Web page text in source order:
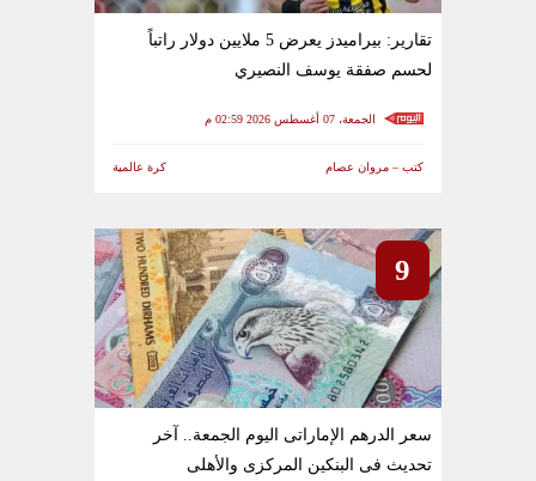
تقارير: بيراميدز يعرض 5 ملايين دولار راتباً
لحسم صفقة يوسف النصيري
الجمعة، 07 أغسطس 2026 02:59 م
كتب – مروان عصام كرة عالمية
9
سعر الدرهم الإماراتى اليوم الجمعة.. آخر
تحديث فى البنكين المركزى والأهلى